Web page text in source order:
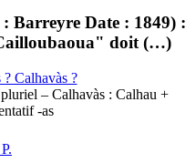
Barreyre Date : 1849) :
doit (…)
Calhavàs ?
– Calhavàs : Calhau +
-as